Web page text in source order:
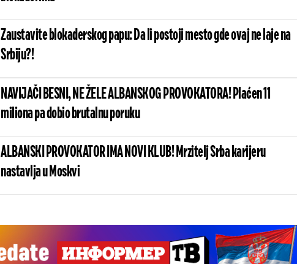
Zaustavite blokaderskog papu: Da li postoji mesto gde ovaj ne laje na
Srbiju?!
NAVIJAČI BESNI, NE ŽELE ALBANSKOG PROVOKATORA! Plaćen 11
miliona pa dobio brutalnu poruku
ALBANSKI PROVOKATOR IMA NOVI KLUB! Mrzitelj Srba karijeru
nastavlja u Moskvi